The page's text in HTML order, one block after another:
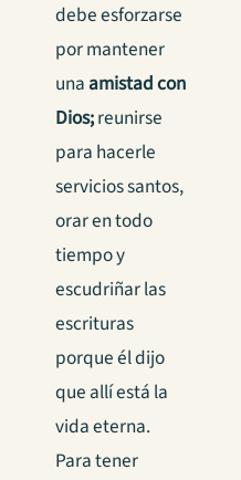
debe esforzarse
por mantener
una amistad con
Dios;reunirse
para hacerle
servicios santos,
orar en todo
tiempo y
escudriñar las
escrituras
porque él dijo
que allí está la
vida eterna.
Para tener